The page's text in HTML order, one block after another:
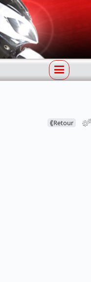
⟪Retour